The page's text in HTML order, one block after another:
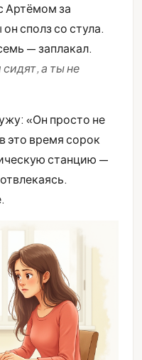
Артёмом за
сполз со стула.
— заплакал.
а ты не
«Он просто не
это время сорок
станцию —